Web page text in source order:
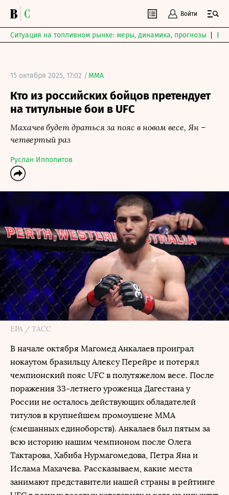
Войти
Ситуация на топливном рынке: меры, динамика, прогнозы
15 октября 2025, 17:02 / MMA
Кто из российских бойцов претендует
на титульные бои в UFC
Махачев будет драться за пояс в новом весе, Ян –
четвертый раз
Руслан Ипполитов
EPA / ТАСС
В начале октября Магомед Анкалаев проиграл
нокаутом бразильцу Алексу Перейре и потерял
чемпионский пояс UFC в полутяжелом весе. После
поражения 33-летнего уроженца Дагестана у
России не осталось действующих обладателей
титулов в крупнейшем промоушене ММА
(смешанных единоборств). Анкалаев был пятым за
всю историю нашим чемпионом после Олега
Тактарова, Хабиба Нурмагомедова, Петра Яна и
Ислама Махачева. Рассказываем, какие места
занимают представители нашей страны в рейтинге